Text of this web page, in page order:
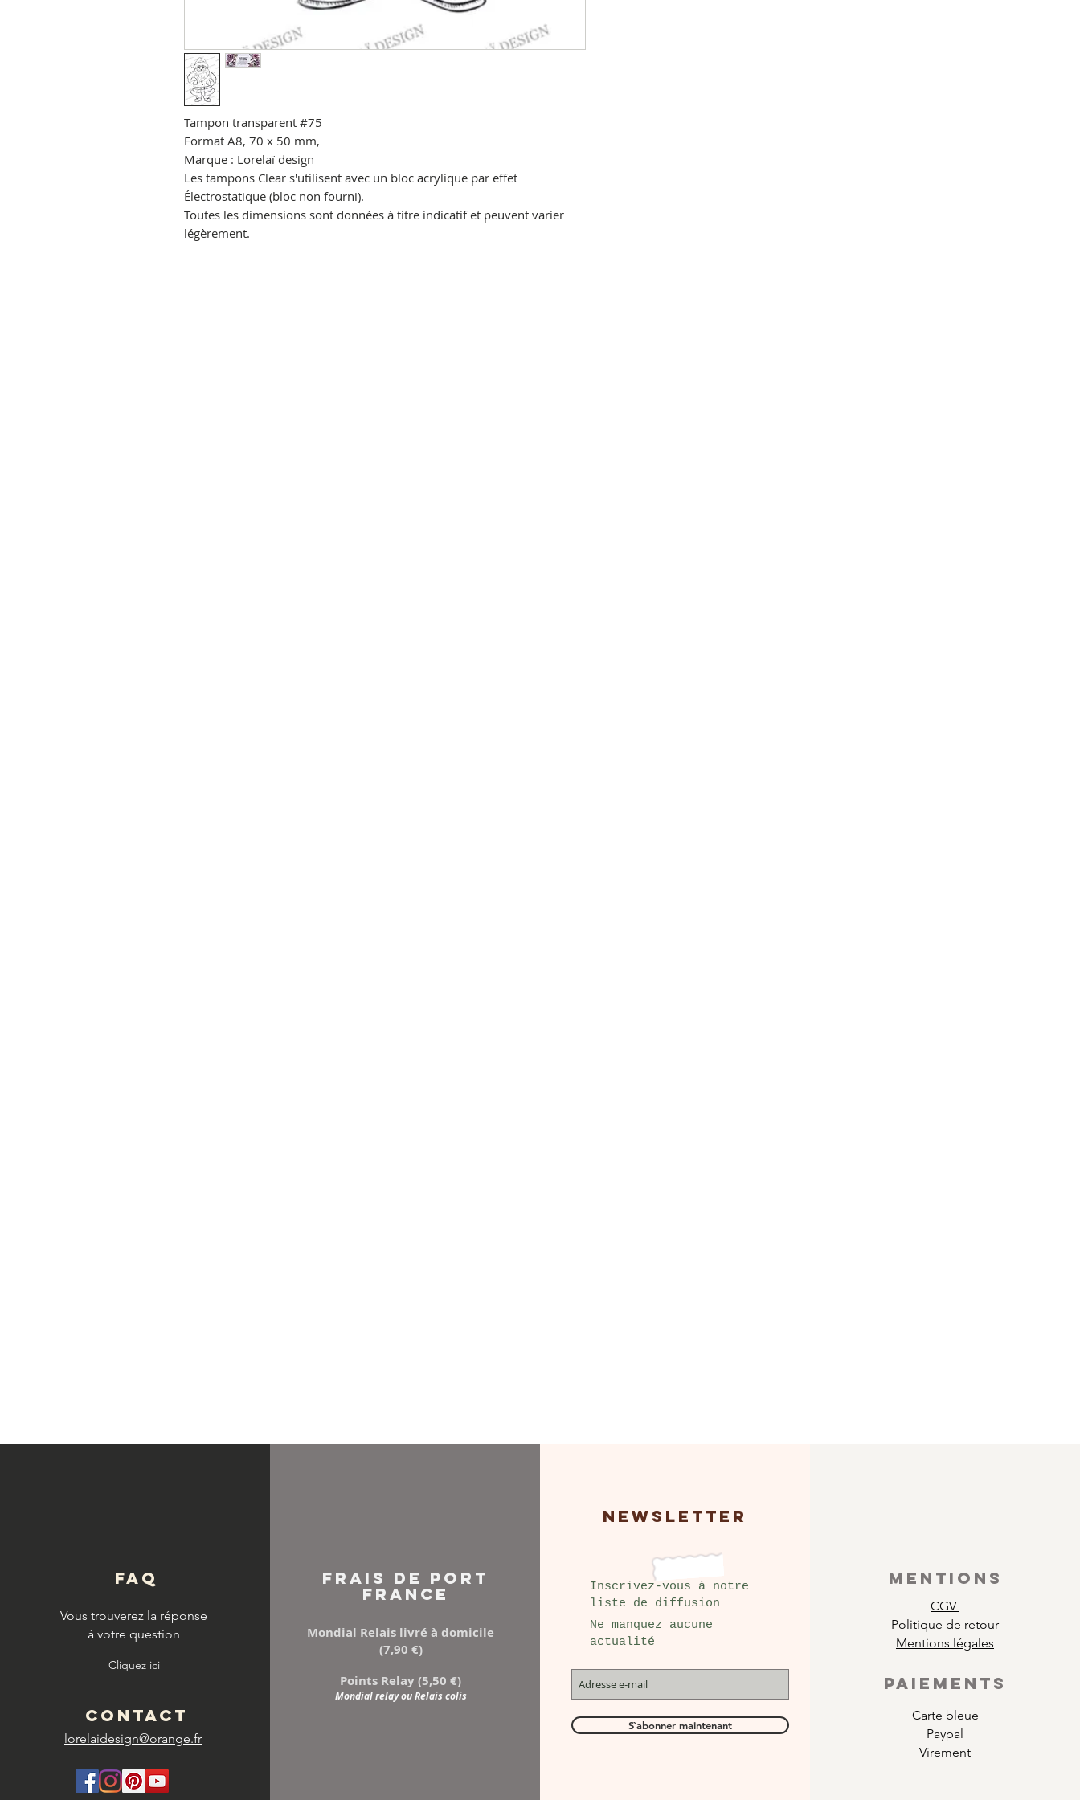
Tampon transparent #75
Format A8, 70 x 50 mm,
Marque : Lorelaï design
Les tampons Clear s'utilisent avec un bloc acrylique par effet
Électrostatique (bloc non fourni).
Toutes les dimensions sont données à titre indicatif et peuvent varier
légèrement.
FAQ
Vous trouverez la réponse
à votre question
Cliquez ici
CONTACT
lorelaidesign@orange.fr
FRAIS DE PORT
FRANCE
Mondial Relais livré à domicile
(7,90 €)
Points Relay (5,50 €)
Mondial relay ou Relais colis
NEWSLETTER
Inscrivez-vous à notre
liste de diffusion
Ne manquez aucune
actualité
S`abonner maintenant
MENTIONS
CGV
Politique de retour
Mentions légales
PAIEMENTS
Carte bleue
Paypal
Virement